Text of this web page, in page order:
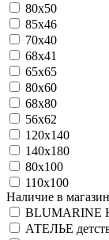
80х50
85х46
70х40
68х41
65х65
80х60
68х80
56х62
120х140
140х180
80х100
110х100
Наличие в
BLUMARINE
АТЕЛЬЕ